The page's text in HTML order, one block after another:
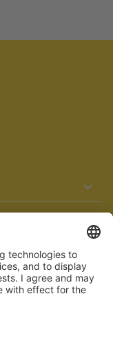
zu gestalten.
noch nicht
stoßen oder Hilfe